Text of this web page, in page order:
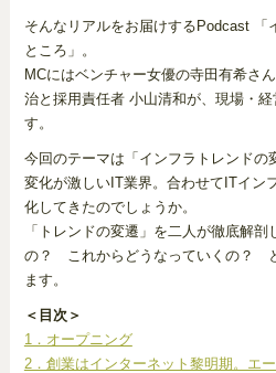
そんなリアルをお届けするPodcast 「
ところ」。
MCにはベンチャー女優の寺田有希さ
治と採用責任者 小山清和が、現場・
す。
今回のテーマは「インフラトレンドの
変化が激しいIT業界。合わせてITイン
化してきたのでしょうか。
「トレンドの変遷」を二人が徹底解
の？ これからどうなっていくの？
ます。
＜目次＞
1．オープニング
2．創業はインターネット黎明期。エ